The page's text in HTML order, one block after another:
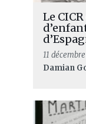
Le
11
Damian